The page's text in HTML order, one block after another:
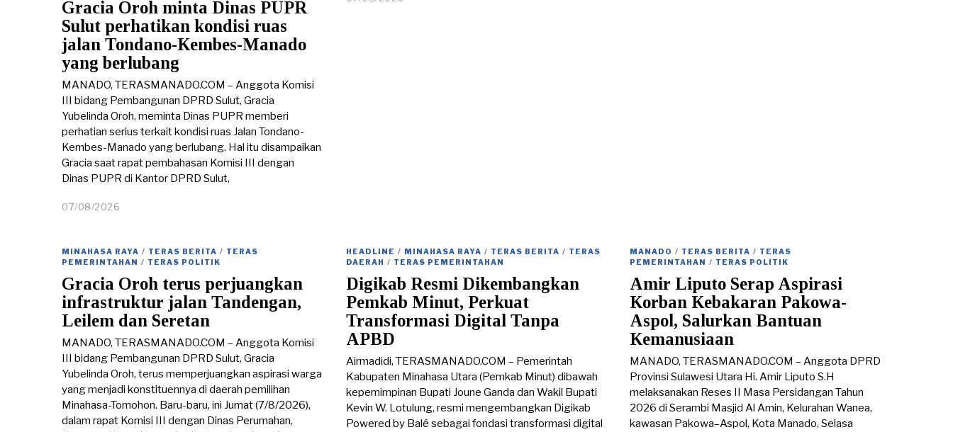
Gracia Oroh minta Dinas PUPR
Sulut perhatikan kondisi ruas
jalan Tondano-Kembes-Manado
yang berlubang
MANADO, TERASMANADO.COM – Anggota Komisi
III bidang Pembangunan DPRD Sulut, Gracia
Yubelinda Oroh, meminta Dinas PUPR memberi
perhatian serius terkait kondisi ruas Jalan Tondano-
Kembes-Manado yang berlubang. Hal itu disampaikan
Gracia saat rapat pembahasan Komisi III dengan
Dinas PUPR di Kantor DPRD Sulut,
07/08/2026
8
2
2
6
MINAHASA RAYA / TERAS BERITA / TERAS
PEMERINTAHAN / TERAS POLITIK
Gracia Oroh terus perjuangkan
infrastruktur jalan Tandengan,
Leilem dan Seretan
MANADO, TERASMANADO.COM – Anggota Komisi
III bidang Pembangunan DPRD Sulut, Gracia
Yubelinda Oroh, terus memperjuangkan aspirasi warga
yang menjadi konstituennya di daerah pemilihan
Minahasa-Tomohon. Baru-baru, ini Jumat (7/8/2026),
dalam rapat Komisi III dengan Dinas Perumahan,
HEADLINE / MINAHASA RAYA / TERAS BERITA / TERAS
DAERAH / TERAS PEMERINTAHAN
Digikab Resmi Dikembangkan
Pemkab Minut, Perkuat
Transformasi Digital Tanpa
APBD
Airmadidi, TERASMANADO.COM – Pemerintah
Kabupaten Minahasa Utara (Pemkab Minut) dibawah
kepemimpinan Bupati Joune Ganda dan Wakil Bupati
Kevin W. Lotulung, resmi mengembangkan Digikab
Powered by Balé sebagai fondasi transformasi digital
MANADO / TERAS BERITA / TERAS
PEMERINTAHAN / TERAS POLITIK
Amir Liputo Serap Aspirasi
Korban Kebakaran Pakowa-
Aspol, Salurkan Bantuan
Kemanusiaan
MANADO, TERASMANADO.COM – Anggota DPRD
Provinsi Sulawesi Utara Hi. Amir Liputo S.H
melaksanakan Reses II Masa Persidangan Tahun
2026 di Serambi Masjid Al Amin, Kelurahan Wanea,
kawasan Pakowa–Aspol, Kota Manado, Selasa